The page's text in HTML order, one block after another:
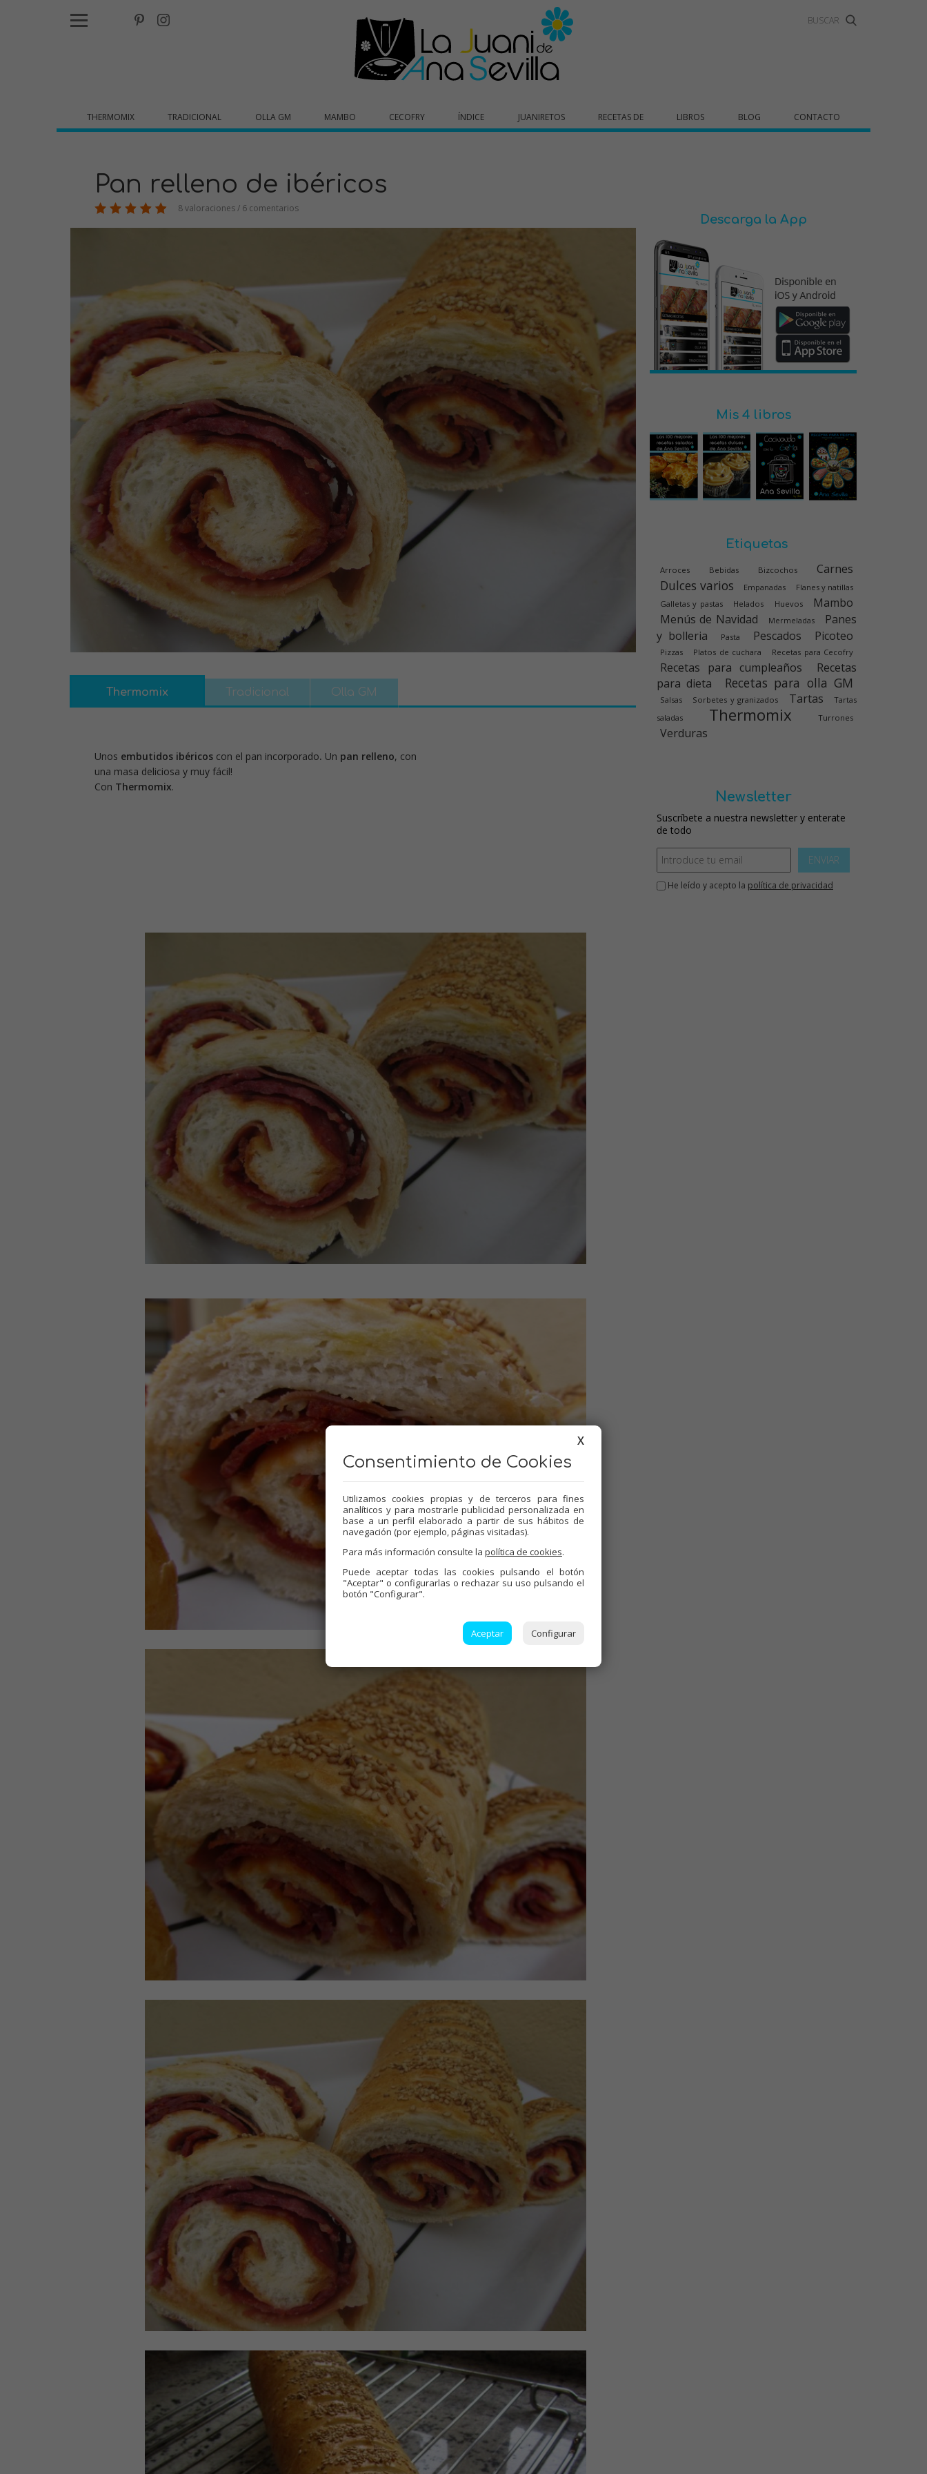
THERMOMIX TRADICIONAL OLLA GM MAMBO CECOFRY ÍNDICE JUANIRETOS RECETAS DE LIBROS BLOG CONTACTO
Pan relleno de ibéricos
8 valoraciones / 6 comentarios
Thermomix Tradicional Olla GM
Unos embutidos ibéricos con el pan incorporado. Un pan relleno, con
una masa deliciosa y muy fácil!
Con Thermomix.
Descarga la App
Mis 4 libros
Etiquetas
Arroces Bebidas Bizcochos Carnes
Dulces varios Empanadas
Flanes y natillas
Galletas y pastas
Helados Huevos
Mambo
Menús de Navidad
Mermeladas
Panes
y bolleria
Pasta Pescados Picoteo
Pizzas Platos de cuchara Recetas para Cecofry
Recetas para cumpleaños
Recetas
para dieta
Recetas para olla GM
Salsas Sorbetes y granizados Tartas
Tartas
saladas
Thermomix Turrones
Verduras
Newsletter
Suscríbete a nuestra newsletter y enterate
de todo
ENVIAR
He leído y acepto la política de privacidad
X
Consentimiento de Cookies
Utilizamos cookies propias y de terceros para fines
analíticos y para mostrarle publicidad personalizada en
base a un perfil elaborado a partir de sus hábitos de
navegación (por ejemplo, páginas visitadas).
Para más información consulte la política de cookies.
Puede aceptar todas las cookies pulsando el botón
"Aceptar" o configurarlas o rechazar su uso pulsando el
botón "Configurar".
Aceptar Configurar